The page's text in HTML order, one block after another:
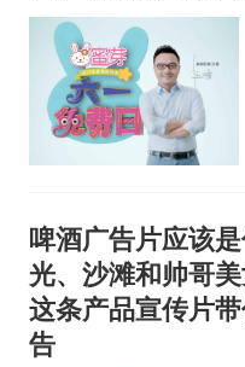
啤酒广告片应该
光、沙滩和帅哥
这条产品宣传片
告